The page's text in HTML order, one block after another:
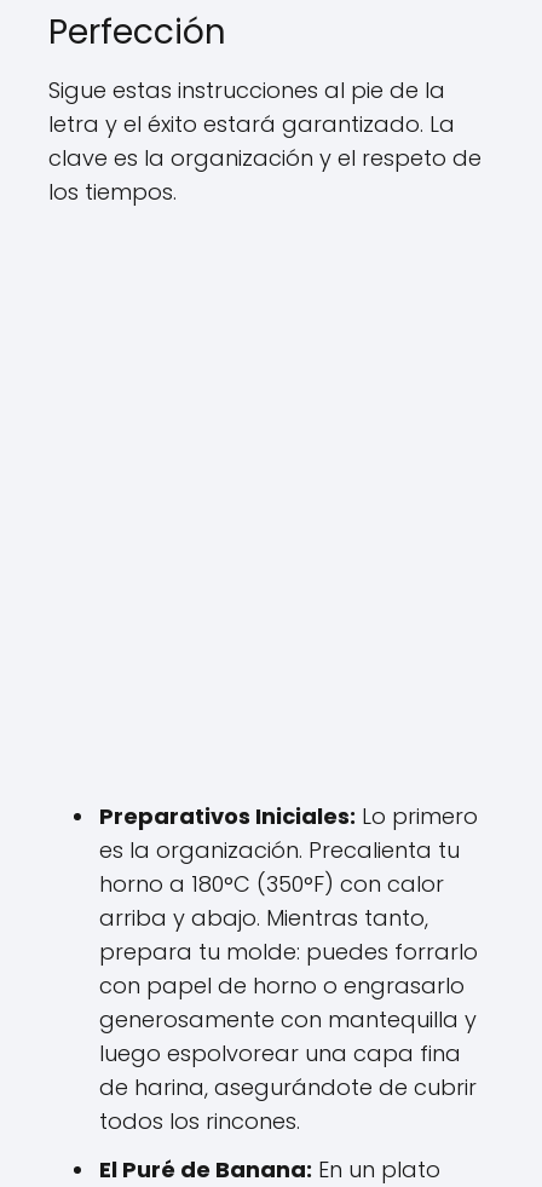
Perfección
Sigue estas instrucciones al pie de la
letra y el éxito estará garantizado. La
clave es la organización y el respeto de
los tiempos.
Preparativos Iniciales: Lo primero
es la organización. Precalienta tu
horno a 180°C (350°F) con calor
arriba y abajo. Mientras tanto,
prepara tu molde: puedes forrarlo
con papel de horno o engrasarlo
generosamente con mantequilla y
luego espolvorear una capa fina
de harina, asegurándote de cubrir
todos los rincones.
El Puré de Banana: En un plato